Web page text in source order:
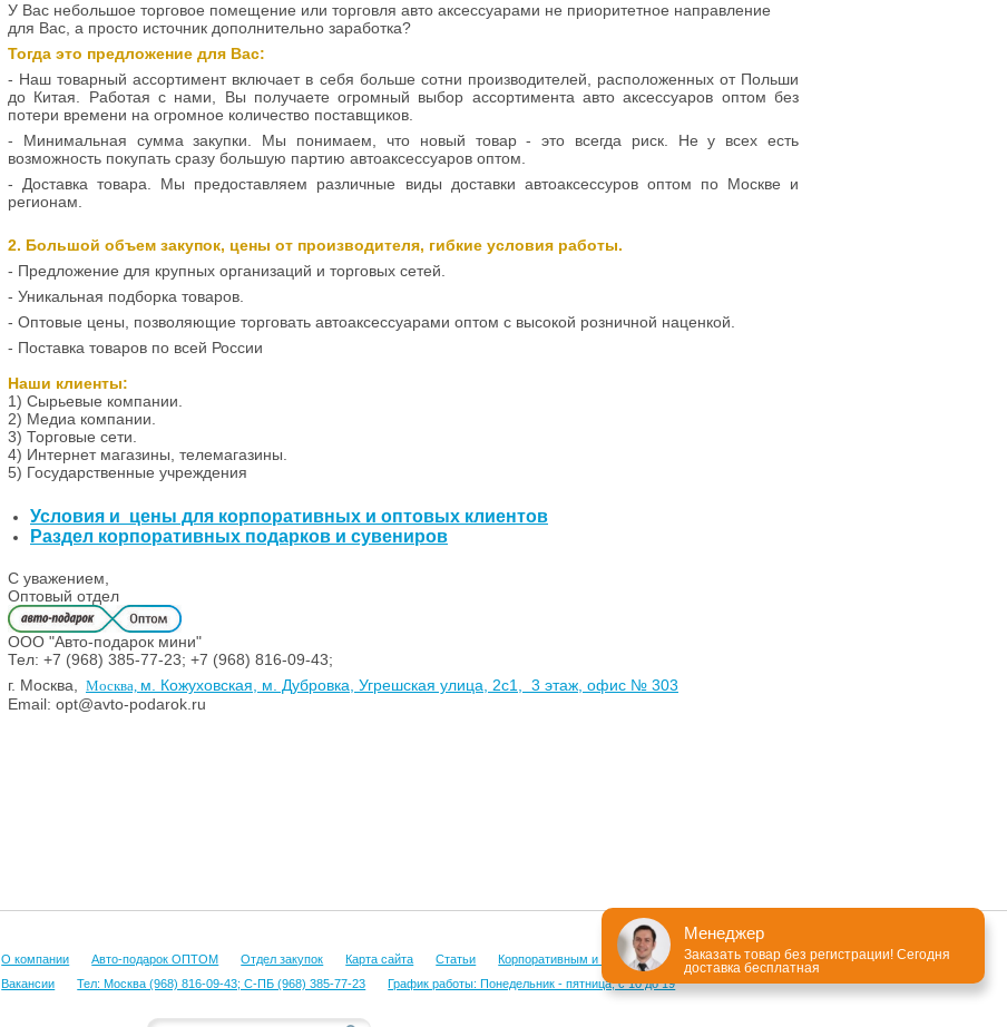
У Вас небольшое торговое помещение или торговля авто аксессуарами не приоритетное направление
для Вас, а просто источник дополнительно заработка?
Тогда это предложение для Вас:
- Наш товарный ассортимент включает в себя больше сотни производителей, расположенных от Польши
до Китая. Работая с нами, Вы получаете огромный выбор ассортимента авто аксессуаров оптом без
потери времени на огромное количество поставщиков.
- Минимальная сумма закупки. Мы понимаем, что новый товар - это всегда риск. Не у всех есть
возможность покупать сразу большую партию автоаксессуаров оптом.
- Доставка товара. Мы предоставляем различные виды доставки автоаксессуров оптом по Москве и
регионам.
2. Большой объем закупок, цены от производителя, гибкие условия работы.
- Предложение для крупных организаций и торговых сетей.
- Уникальная подборка товаров.
- Оптовые цены, позволяющие торговать автоаксессуарами оптом с высокой розничной наценкой.
- Поставка товаров по всей России
Наши клиенты:
1) Сырьевые компании.
2) Медиа компании.
3) Торговые сети.
4) Интернет магазины, телемагазины.
5) Государственные учреждения
Условия и цены для корпоративных и оптовых клиентов
Раздел корпоративных подарков и сувениров
С уважением,
Оптовый отдел
ООО "Авто-подарок мини"
Тел: +7 (968) 385-77-23; +7 (968) 816-09-43;
г. Москва,
Москва, м. Кожуховская, м. Дубровка, Угрешская улица, 2с1, 3 этаж, офис № 303
Email: opt@avto-podarok.ru
О компании Авто-подарок ОПТОМ Отдел закупок Карта сайта Статьи
Корпоративным и оптовым клиентам
Вакансии
Тел: Москва (968) 816-09-43; С-ПБ (968) 385-77-23 График работы: Понедельник - пятница, с 10 до 19
Менеджер
Заказать товар без регистрации! Сегодня
доставка бесплатная